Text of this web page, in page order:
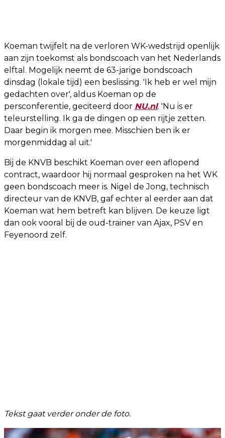
Koeman twijfelt na de verloren WK-wedstrijd openlijk
aan zijn toekomst als bondscoach van het Nederlands
elftal. Mogelijk neemt de 63-jarige bondscoach
dinsdag (lokale tijd) een beslissing. 'Ik heb er wel mijn
gedachten over', aldus Koeman op de
persconferentie, geciteerd door NU.nl. 'Nu is er
teleurstelling. Ik ga de dingen op een rijtje zetten.
Daar begin ik morgen mee. Misschien ben ik er
morgenmiddag al uit.'
Bij de KNVB beschikt Koeman over een aflopend
contract, waardoor hij normaal gesproken na het WK
geen bondscoach meer is. Nigel de Jong, technisch
directeur van de KNVB, gaf echter al eerder aan dat
Koeman wat hem betreft kan blijven. De keuze ligt
dan ook vooral bij de oud-trainer van Ajax, PSV en
Feyenoord zelf.
Tekst gaat verder onder de foto.